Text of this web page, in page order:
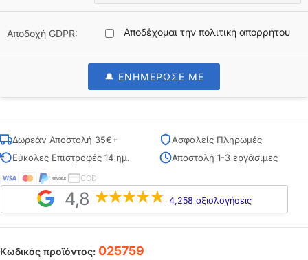
Αποδοχή GDPR: Αποδέχομαι την πολιτική απορρήτου
🔔 ΕΝΗΜΕΡΩΣΕ ΜΕ
Δωρεάν Αποστολή 35€+
Ασφαλείς Πληρωμές
Εύκολες Επιστροφές 14 ημ.
Αποστολή 1-3 εργάσιμες
COD
4,8 4,258 αξιολογήσεις
Κωδικός προϊόντος: 025759